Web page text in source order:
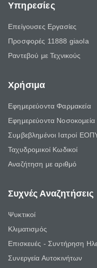
Υπηρεσίες
Επείγουσες Εργασίες
Προσφορές 11888 giaola
Ραντεβού με Τεχνικούς
Χρήσιμα
Εφημερεύοντα Φαρμακεία
Εφημερεύοντα Νοσοκομεία
Συμβεβλημένοι Ιατροί
Ταχυδρομικοί Κωδικοί
Αναζήτηση με αριθμό
Συχνές Αναζητήσεις
Ψυκτικοί
Κλιματισμός
Επισκευές - Συντήρηση
Συνεργεία Αυτοκινήτων